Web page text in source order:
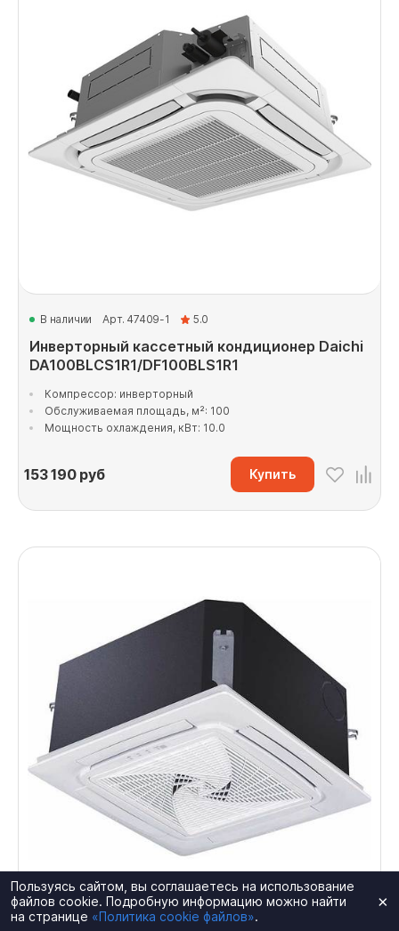
В наличии Арт. 47409-1 5.0
Инверторный кассетный кондиционер Daichi
DA100BLCS1R1/DF100BLS1R1
Компрессор: инверторный
Обслуживаемая площадь, м²: 100
Мощность охлаждения, кВт: 10.0
153 190руб Купить
×
Пользуясь сайтом, вы соглашаетесь на использование
файлов cookie. Подробную информацию можно найти
на странице «Политика cookie файлов».